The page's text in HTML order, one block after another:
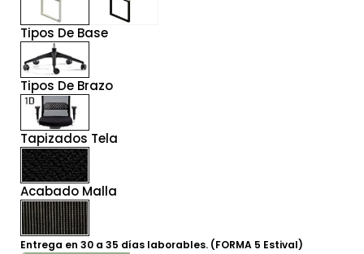
Tipos De Base
Tipos De Brazo
Tapizados Tela
Acabado Malla
Entrega en 30 a 35 días laborables. (FORMA 5 Estival)